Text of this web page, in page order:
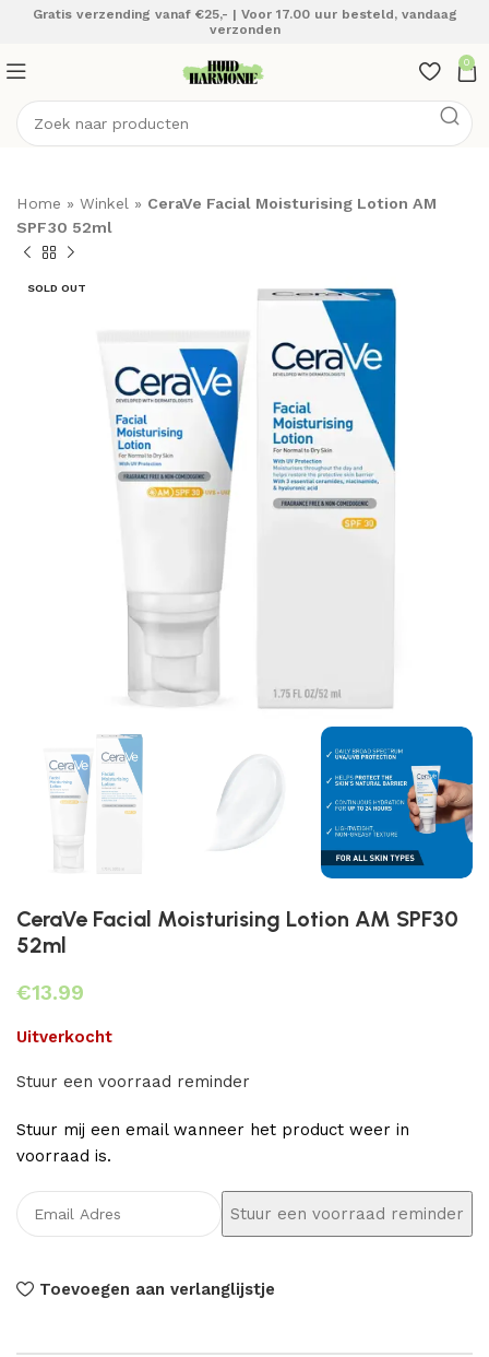
Gratis verzending vanaf €25,- | Voor 17.00 uur besteld, vandaag
verzonden
0
Home » Winkel » CeraVe Facial Moisturising Lotion AM
SPF30 52ml
SOLD OUT
CeraVe Facial Moisturising Lotion AM SPF30
52ml
€
Uitverkocht
Stuur een voorraad reminder
Stuur mij een email wanneer het product weer in
voorraad is.
Toevoegen aan verlanglijstje